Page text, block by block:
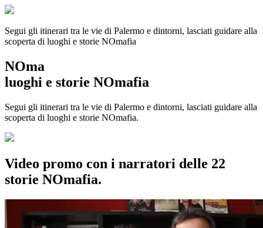
Segui gli itinerari tra le vie di Palermo e dintorni, lasciati guidare alla
scoperta di luoghi e storie NOmafia
NOma
luoghi e storie NOmafia
Segui gli itinerari tra le vie di Palermo e dintorni, lasciati guidare alla
scoperta di luoghi e storie NOmafia.
Video promo con i narratori delle 22
storie NOmafia.